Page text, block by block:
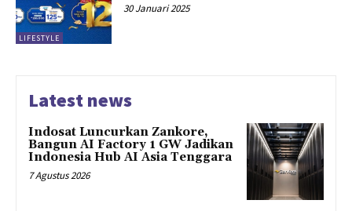
LIFESTYLE
30 Januari 2025
Latest news
Indosat Luncurkan Zankore,
Bangun AI Factory 1 GW Jadikan
Indonesia Hub AI Asia Tenggara
7 Agustus 2026